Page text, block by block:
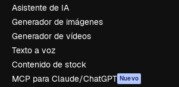
Asistente de IA
Generador de imágenes
Generador de vídeos
Texto a voz
Contenido de stock
MCP para Claude/ChatGPT Nuevo